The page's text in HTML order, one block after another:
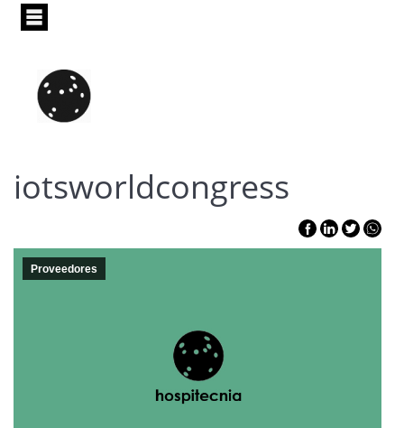
Pasar
principal
iotsworldcongress
Proveedores